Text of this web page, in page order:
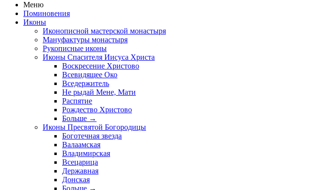
Меню
Поминовения
Иконы
Иконописной мастерской монастыря
Мануфактуры монастыря
Рукописные иконы
Иконы Спасителя Иисуса Христа
Воскресение Христово
Всевидящее Око
Вседержитель
Не рыдай Мене, Мати
Распятие
Рождество Христово
Больше →
Иконы Пресвятой Богородицы
Боготечная звезда
Валаамская
Владимирская
Всецарица
Державная
Донская
Больше →